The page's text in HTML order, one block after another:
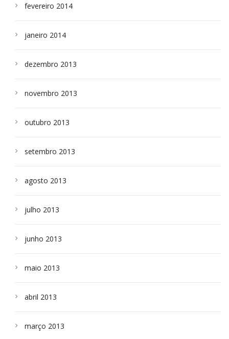
fevereiro 2014
janeiro 2014
dezembro 2013
novembro 2013
outubro 2013
setembro 2013
agosto 2013
julho 2013
junho 2013
maio 2013
abril 2013
março 2013